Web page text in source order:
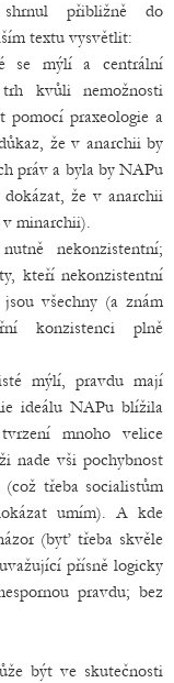
přibližně do
textu vysvětlit:
se mýlí a centrální
kvůli nemožnosti
pomocí praxeologie a
že v anarchii by
práv a byla by NAPu
že v anarchii
minarchii).
nekonzistentní;
kteří nekonzistentní
všechny (a znám
konzistenci plně
mýlí, pravdu mají
ideálu NAPu blížila
mnoho velice
nade vši pochybnost
třeba socialistům
umím). A kde
(byť třeba skvěle
přísně logicky
pravdu; bez
být ve skutečnosti